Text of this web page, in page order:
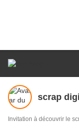
scrap
Invitation à découvrir le